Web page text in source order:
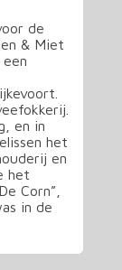
de
& Miet
en in
het
en
het
Corn”,
in de